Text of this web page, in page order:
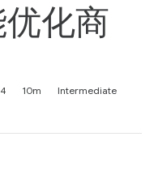
化商
10m
Intermediate